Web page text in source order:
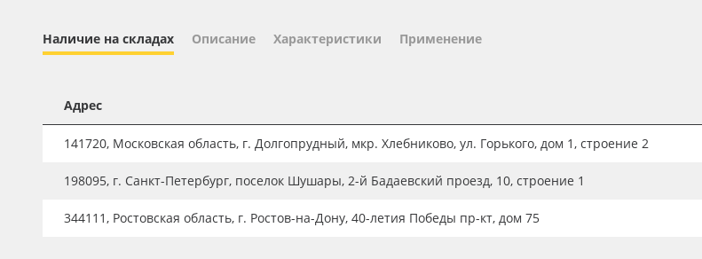
Новинки ассортимента
Плёнка монтажная Oratape
ПЭТ листовой
ПЭТ бэклит
Наличие на складах Описание Характеристики Применение
Адрес
141720, Московская область, г. Долгопрудный, мкр. Хлебниково, ул. Горького, дом 1, строение 2
198095, г. Санкт-Петербург, поселок Шушары, 2-й Бадаевский проезд, 10, строение 1
344111, Ростовская область, г. Ростов-на-Дону, 40-летия Победы пр-кт, дом 75